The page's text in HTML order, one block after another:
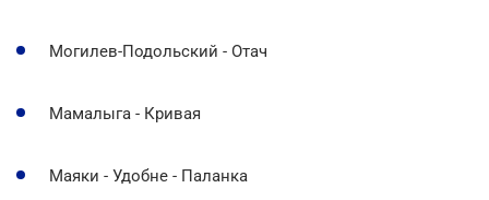
Могилев-Подольский - Отач
Мамалыга - Кривая
Маяки - Удобне - Паланка